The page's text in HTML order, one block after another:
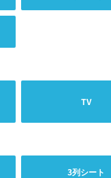
TV
3列シート